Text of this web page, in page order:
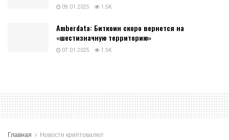
09.01.2025 1.5K
Amberdata: Биткоин скоро вернется на
«шестизначную территорию»
07.01.2025 1.5K
Главная Новости криптовалют